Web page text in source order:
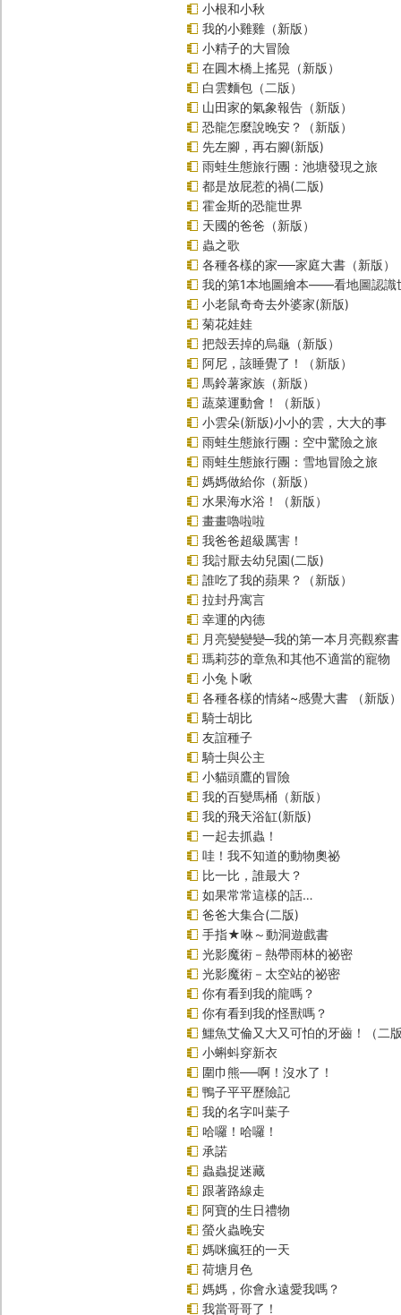
小根和小秋
我的小雞雞（新版）
小精子的大冒險
在圓木橋上搖晃（新版）
白雲麵包（二版）
山田家的氣象報告（新版）
恐龍怎麼說晚安？（新版）
先左腳，再右腳(新版)
雨蛙生態旅行團：池塘發現之旅
都是放屁惹的禍(二版)
霍金斯的恐龍世界
天國的爸爸（新版）
蟲之歌
各種各樣的家──家庭大書（新版）
我的第1本地圖繪本――看地圖認識
小老鼠奇奇去外婆家(新版)
菊花娃娃
把殼丟掉的烏龜（新版）
阿尼，該睡覺了！（新版）
馬鈴薯家族（新版）
蔬菜運動會！（新版）
小雲朵(新版)小小的雲，大大的事
雨蛙生態旅行團：空中驚險之旅
雨蛙生態旅行團：雪地冒險之旅
媽媽做給你（新版）
水果海水浴！（新版）
畫畫嚕啦啦
我爸爸超級厲害！
我討厭去幼兒園(二版)
誰吃了我的蘋果？（新版）
拉封丹寓言
幸運的內德
月亮變變變─我的第一本月亮觀察書
瑪莉莎的章魚和其他不適當的寵物
小兔卜啾
各種各樣的情緒~感覺大書 （新版）
騎士胡比
友誼種子
騎士與公主
小貓頭鷹的冒險
我的百變馬桶（新版）
我的飛天浴缸(新版)
一起去抓蟲！
哇！我不知道的動物奧祕
比一比，誰最大？
如果常常這樣的話…
爸爸大集合(二版)
手指★咻～動洞遊戲書
光影魔術－熱帶雨林的祕密
光影魔術－太空站的祕密
你有看到我的龍嗎？
你有看到我的怪獸嗎？
鱷魚艾倫又大又可怕的牙齒！（二
小蝌蚪穿新衣
圍巾熊──啊！沒水了！
鴨子平平歷險記
我的名字叫葉子
哈囉！哈囉！
承諾
蟲蟲捉迷藏
跟著路線走
阿寶的生日禮物
螢火蟲晚安
媽咪瘋狂的一天
荷塘月色
媽媽，你會永遠愛我嗎？
我當哥哥了！